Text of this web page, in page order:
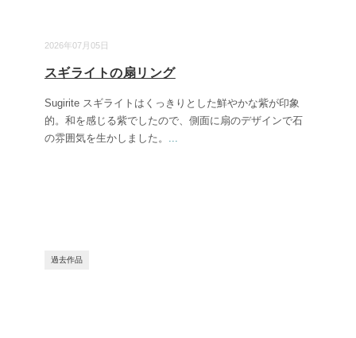
2026年07月05日
スギライトの扇リング
Sugirite スギライトはくっきりとした鮮やかな紫が印象
的。和を感じる紫でしたので、側面に扇のデザインで石
の雰囲気を生かしました。 ...
過去作品